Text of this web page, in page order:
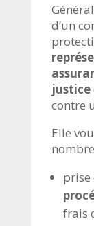
d’un
justice
contre
Elle
prise
frais